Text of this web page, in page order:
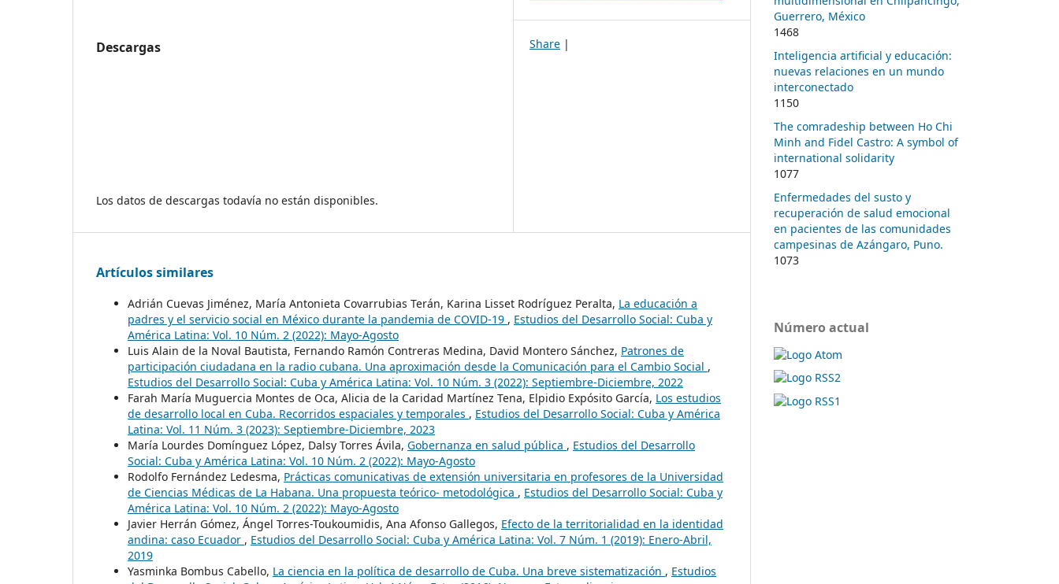
Descargas
Los datos de descargas todavía no están disponibles.
Share |
Artículos similares
Adrián Cuevas Jiménez, María Antonieta Covarrubias Terán, Karina Lisset Rodríguez Peralta, La educación a
padres y el servicio social en México durante la pandemia de COVID-19 , Estudios del Desarrollo Social: Cuba y
América Latina: Vol. 10 Núm. 2 (2022): Mayo-Agosto
Luis Alain de la Noval Bautista, Fernando Ramón Contreras Medina, David Montero Sánchez, Patrones de
participación ciudadana en la radio cubana. Una aproximación desde la Comunicación para el Cambio Social ,
Estudios del Desarrollo Social: Cuba y América Latina: Vol. 10 Núm. 3 (2022): Septiembre-Diciembre, 2022
Farah María Muguercia Montes de Oca, Alicia de la Caridad Martínez Tena, Elpidio Expósito García, Los estudios
de desarrollo local en Cuba. Recorridos espaciales y temporales , Estudios del Desarrollo Social: Cuba y América
Latina: Vol. 11 Núm. 3 (2023): Septiembre-Diciembre, 2023
María Lourdes Domínguez López, Dalsy Torres Ávila, Gobernanza en salud pública , Estudios del Desarrollo
Social: Cuba y América Latina: Vol. 10 Núm. 2 (2022): Mayo-Agosto
Rodolfo Fernández Ledesma, Prácticas comunicativas de extensión universitaria en profesores de la Universidad
de Ciencias Médicas de La Habana. Una propuesta teórico- metodológica , Estudios del Desarrollo Social: Cuba y
América Latina: Vol. 10 Núm. 2 (2022): Mayo-Agosto
Javier Herrán Gómez, Ángel Torres-Toukoumidis, Ana Afonso Gallegos, Efecto de la territorialidad en la identidad
andina: caso Ecuador , Estudios del Desarrollo Social: Cuba y América Latina: Vol. 7 Núm. 1 (2019): Enero-Abril,
2019
Yasminka Bombus Cabello, La ciencia en la política de desarrollo de Cuba. Una breve sistematización , Estudios
Guerrero, México
1468
Inteligencia artificial y educación:
nuevas relaciones en un mundo
interconectado
1150
The comradeship between Ho Chi
Minh and Fidel Castro: A symbol of
international solidarity
1077
Enfermedades del susto y
recuperación de salud emocional
en pacientes de las comunidades
campesinas de Azángaro, Puno.
1073
Número actual